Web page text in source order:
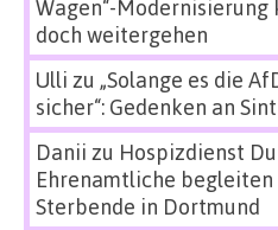
Wagen“-Modernisierung
doch weitergehen
Ulli zu „Solange es die
sicher“: Gedenken an
Danii zu Hospizdienst
Ehrenamtliche
Sterbende in Dortmund